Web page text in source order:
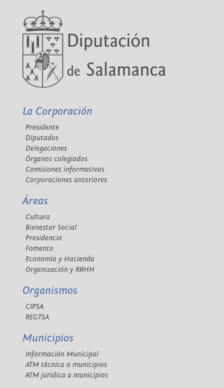
La Corporación
Presidente
Diputados
Delegaciones
Órganos colegiados
Comisiones informativas
Corporaciones anteriores
Áreas
Cultura
Bienestar Social
Presidencia
Fomento
Economía y Hacienda
Organización y RRHH
Organismos
CIPSA
REGTSA
Municipios
Información Municipal
ATM técnica a municipios
ATM jurídica a municipios